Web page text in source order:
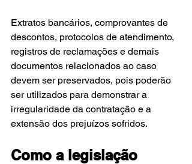
Extratos bancários, comprovantes de
descontos, protocolos de atendimento,
registros de reclamações e demais
documentos relacionados ao caso
devem ser preservados, pois poderão
ser utilizados para demonstrar a
irregularidade da contratação e a
extensão dos prejuízos sofridos.
Como a legislação